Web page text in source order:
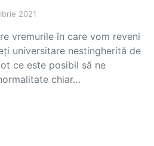
2021
vremurile în care vom reveni
universitare nestingherită de
ce este posibil să ne
chiar…